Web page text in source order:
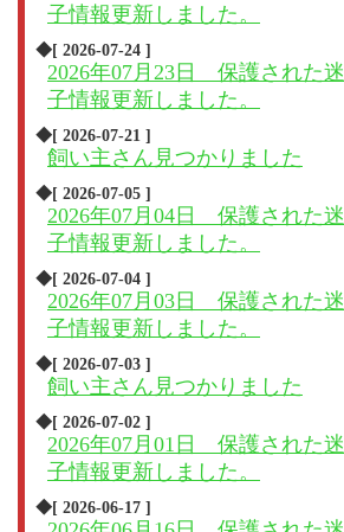
子情報更新しました。
◆[ 2026-07-24 ]
2026年07月23日 保護された迷
子情報更新しました。
◆[ 2026-07-21 ]
飼い主さん見つかりました
◆[ 2026-07-05 ]
2026年07月04日 保護された迷
子情報更新しました。
◆[ 2026-07-04 ]
2026年07月03日 保護された迷
子情報更新しました。
◆[ 2026-07-03 ]
飼い主さん見つかりました
◆[ 2026-07-02 ]
2026年07月01日 保護された迷
子情報更新しました。
◆[ 2026-06-17 ]